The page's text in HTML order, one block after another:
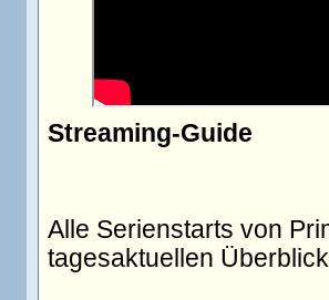
Streaming-Guide
Alle Serienstarts von
tagesaktuellen